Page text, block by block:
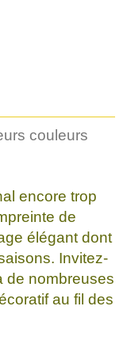
couleurs
encore trop
de
élégant dont
Invitez-
de nombreuses
au fil des